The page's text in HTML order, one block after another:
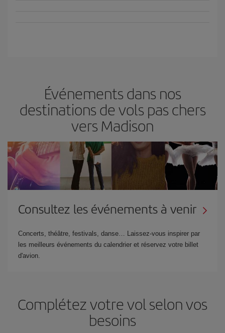
Événements dans nos
destinations de vols pas chers
vers Madison
Consultez les événements à venir
Concerts, théâtre, festivals, danse… Laissez-vous inspirer par
les meilleurs événements du calendrier et réservez votre billet
d'avion.
Complétez votre vol selon vos
besoins